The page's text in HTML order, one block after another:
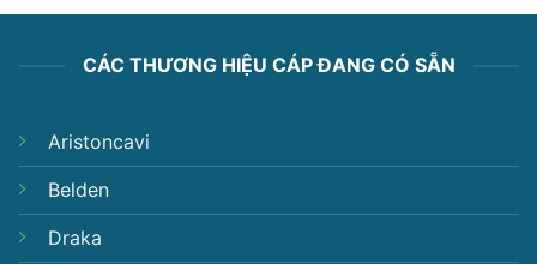
CÁC THƯƠNG HIỆU CÁP ĐANG CÓ SẴN
Aristoncavi
Belden
Draka